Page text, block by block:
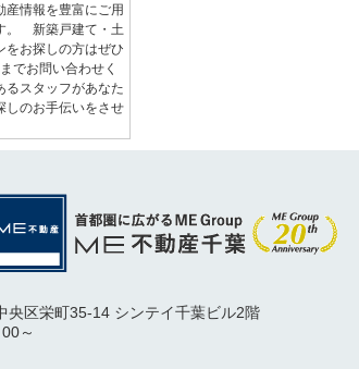
産情報を豊富にご用
。 新築戸建て・土
をお探しの方はぜひ
でお問い合わせく
るスタッフがあなた
しのお手伝いをさせ
央区栄町35-14 シンテイ千葉ビル2階
～